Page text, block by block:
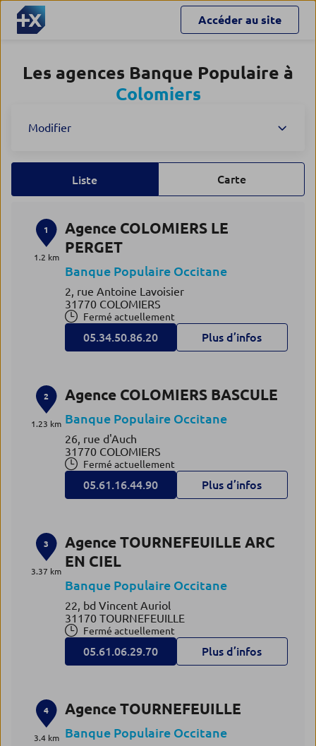
Accéder au site
Les agences Banque Populaire à
Colomiers
Modifier
Liste Carte
1
1.2 km
Agence COLOMIERS LE
PERGET
Banque Populaire Occitane
2, rue Antoine Lavoisier
31770 COLOMIERS
Fermé actuellement
05.34.50.86.20 Plus d’infos
2
1.23 km
Agence COLOMIERS BASCULE
Banque Populaire Occitane
26, rue d'Auch
31770 COLOMIERS
Fermé actuellement
05.61.16.44.90 Plus d’infos
3
3.37 km
Agence TOURNEFEUILLE ARC
EN CIEL
Banque Populaire Occitane
22, bd Vincent Auriol
31170 TOURNEFEUILLE
Fermé actuellement
05.61.06.29.70 Plus d’infos
4
3.4 km
Agence TOURNEFEUILLE
Banque Populaire Occitane